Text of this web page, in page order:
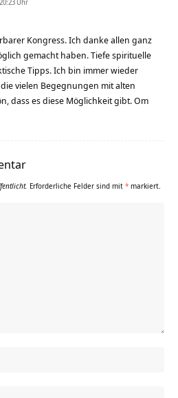
Kongress. Ich danke allen ganz
gemacht haben. Tiefe spirituelle
Tipps. Ich bin immer wieder
vielen Begegnungen mit alten
dass es diese Möglichkeit gibt. Om
Erforderliche Felder sind mit * markiert.